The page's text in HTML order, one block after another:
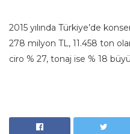
2015 yılında Türkiye’de
278 milyon TL, 11.458 ton
ciro % 27, tonaj ise % 18